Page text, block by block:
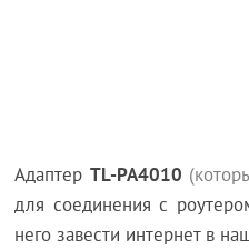
Адаптер TL-PA4010
для соединения с
него завести интернет в